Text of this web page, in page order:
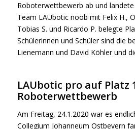
Roboterwettbewerb ab und
Team LAUbotic noob mit Felix H.,
Tobias S. und Ricardo P. belegte
Schülerinnen und Schüler sind die
Lienemann und David Köhler und
LAUbotic pro auf Platz
Roboterwettbewerb
Am Freitag, 24.1.2020 war es
Collegium Johanneum Ostbevern